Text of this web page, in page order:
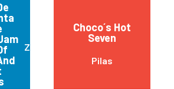
Zaragoza
Choco´s Hot
Seven
Pilas